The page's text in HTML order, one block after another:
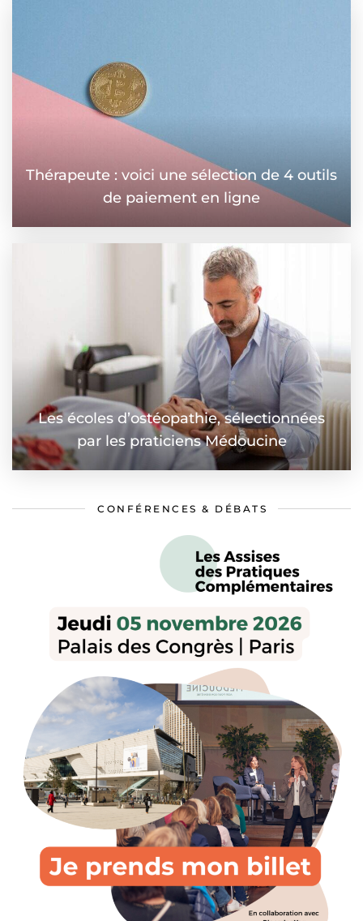
Thérapeute : voici une sélection de 4 outils
de paiement en ligne
Les écoles d’ostéopathie, sélectionnées
par les praticiens Médoucine
CONFÉRENCES & DÉBATS